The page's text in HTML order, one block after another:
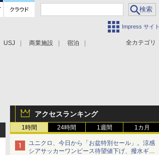
Impress サイト
全カテゴリ
USJ 商業施設 宿泊
アクセスランキング
1時間 24時間 1週間 1カ月
ユニクロ、今日から「お盆特別セール」。涼感
シアサッカーワンピース待望値下げ、撥水ギア